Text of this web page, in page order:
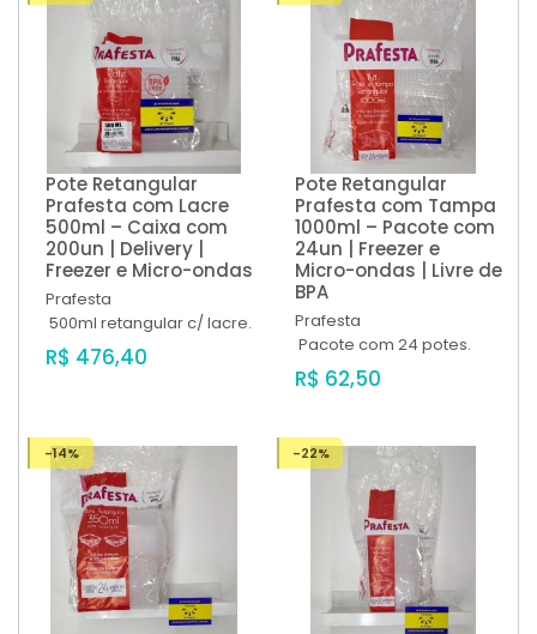
Pote Retangular
Prafesta com Lacre
500ml – Caixa com
200un | Delivery |
Freezer e Micro-ondas
Prafesta
500ml retangular c/ lacre.
R$ 476,40
Pote Retangular
Prafesta com Tampa
1000ml – Pacote com
24un | Freezer e
Micro-ondas | Livre de
BPA
Prafesta
Pacote com 24 potes.
R$ 62,50
-14% -22%